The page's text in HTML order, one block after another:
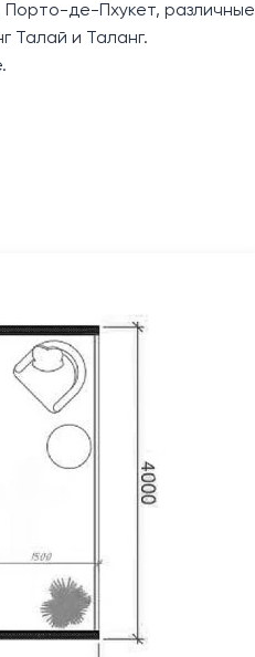
Порто-де-Пхукет, различные
Талай и Таланг.